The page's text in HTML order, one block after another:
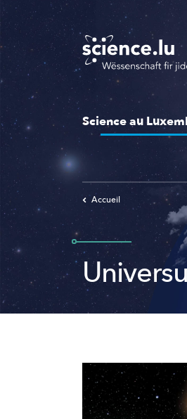
Skip
to
main
content
Science au
Accueil